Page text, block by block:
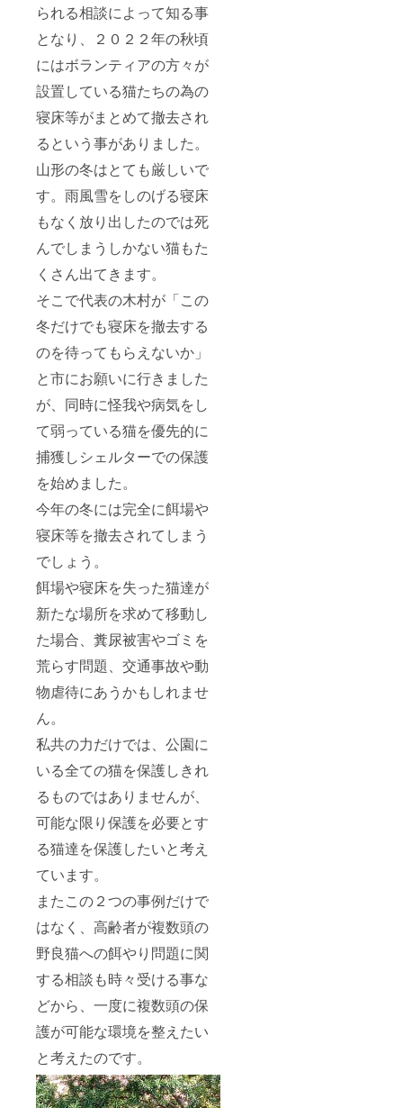
られる相談によって知る事
となり、２０２２年の秋頃
にはボランティアの方々が
設置している猫たちの為の
寝床等がまとめて撤去され
るという事がありました。
山形の冬はとても厳しいで
す。雨風雪をしのげる寝床
もなく放り出したのでは死
んでしまうしかない猫もた
くさん出てきます。
そこで代表の木村が「この
冬だけでも寝床を撤去する
のを待ってもらえないか」
と市にお願いに行きました
が、同時に怪我や病気をし
て弱っている猫を優先的に
捕獲しシェルターでの保護
を始めました。
今年の冬には完全に餌場や
寝床等を撤去されてしまう
でしょう。
餌場や寝床を失った猫達が
新たな場所を求めて移動し
た場合、糞尿被害やゴミを
荒らす問題、交通事故や動
物虐待にあうかもしれませ
ん。
私共の力だけでは、公園に
いる全ての猫を保護しきれ
るものではありませんが、
可能な限り保護を必要とす
る猫達を保護したいと考え
ています。
またこの２つの事例だけで
はなく、高齢者が複数頭の
野良猫への餌やり問題に関
する相談も時々受ける事な
どから、一度に複数頭の保
護が可能な環境を整えたい
と考えたのです。